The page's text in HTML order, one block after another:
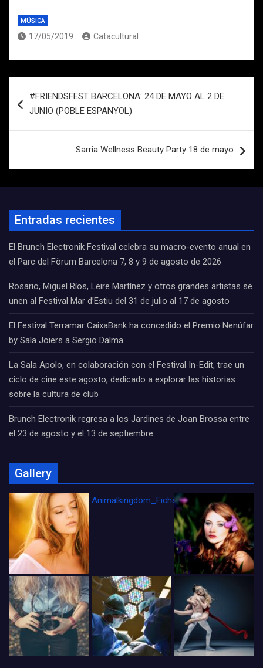
MÚSICA
17/05/2019 Catacultural
de
#FRIENDSFEST BARCELONA: 24 DE MAYO AL 2 DE
JUNIO (POBLE ESPANYOL)
Sarria Wellness Beauty Party 18 de mayo
Entradas recientes
El Brunch Electronik Festival celebra su macro-evento anual en
el Parc del Fòrum Barcelona 7, 8 y 9 de agosto de 2026
Rosario, Miguel Ríos, Leire Martínez y otros grandes artistas se
unen al Festival Mar d’Estiu del 31 de julio al 17 de agosto
El Festival Terramar CaixaBank ha concedido el Premio Nenúfar
by Sala Joiers a Sergio Dalma.
La Sala Apolo, en colaboración con el Festival In-Edit, trae un
ciclo de cine este agosto, dedicado a explorar las historias
sobre la cultura de club
Brunch Electronik regresa a los Jardines de Joan Brossa entre
el 23 de agosto y el 13 de septiembre
Gallery
Animalkingdom_FichaCine